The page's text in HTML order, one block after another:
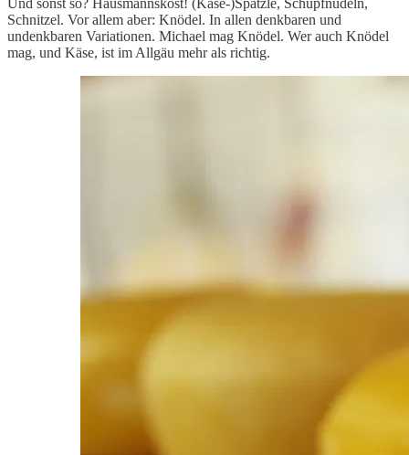
Und sonst so? Hausmannskost! (Käse-)Spätzle, Schupfnudeln,
Schnitzel. Vor allem aber: Knödel. In allen denkbaren und
undenkbaren Variationen. Michael mag Knödel. Wer auch Knödel
mag, und Käse, ist im Allgäu mehr als richtig.